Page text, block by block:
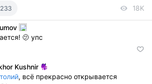
233 18K
🫤 упс
Kushnir
, всё прекрасно открывается